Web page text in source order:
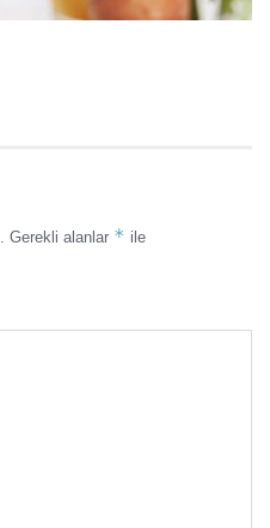
Gerekli alanlar * ile